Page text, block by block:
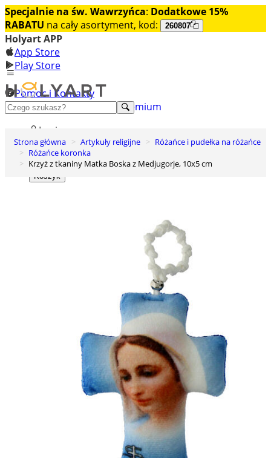
Specjalnie na św. Wawrzyńca: Dodatkowe 15%
RABATU na cały asortyment, kod: 260807
Holyart APP
App Store
Play Store
Pomoc i Kontakty
+48 222 922 860
Odkryj premium
Login
Lista życzeń
0
Koszyk
Strona główna Artykuły religijne
Różańce i pudełka na różańce
Różańce koronka
Krzyż z tkaniny Matka Boska z Medjugorje, 10x5 cm